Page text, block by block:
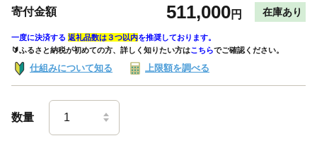
寄付金額 511,000円 在庫あり
一度に決済する 返礼品数は３つ以内を推奨しております。
🔰ふるさと納税が初めての方、詳しく知りたい方はこちらでご確認ください。
仕組みについて知る 上限額を調べる
数量